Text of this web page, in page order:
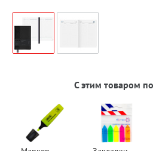
С этим товаром